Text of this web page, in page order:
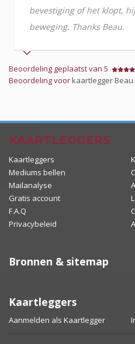
bevestiging of het klopt,
beweging. Thanks Beau.
Beoordeling geplaatst van 5
Beoordeling voorkaartlegger Beau
KAARTLEGGERS
Kaartleggers
Mediums bellen
Mailanalyse
Gratis account
F.A.Q
Privacybeleid
Bronnen & sitemap
Kaartleggers
Aanmelden als Kaartlegger